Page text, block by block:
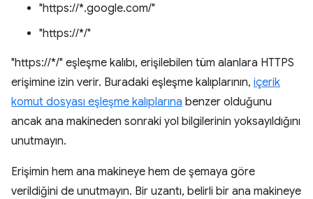
"https://*.google.com/"
"https://*/"
"https://*/" eşleşme kalıbı, erişilebilen tüm alanlara HTTPS
erişimine izin verir. Buradaki eşleşme kalıplarının, içerik
komut dosyası eşleşme kalıplarına benzer olduğunu
ancak ana makineden sonraki yol bilgilerinin yoksayıldığını
unutmayın.
Erişimin hem ana makineye hem de şemaya göre
verildiğini de unutmayın. Bir uzantı, belirli bir ana makineye